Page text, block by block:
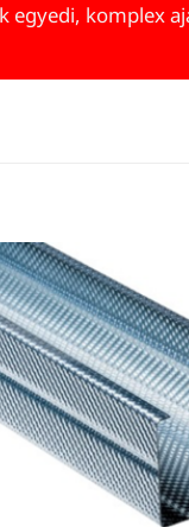
egyedi, komplex